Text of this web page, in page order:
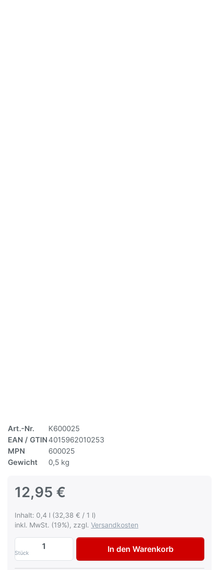
Art.-Nr.
K600025
EAN / GTIN 4015962010253
MPN
600025
Gewicht
0,5 kg
12,95 €
Inhalt: 0,4 l (32,38 € / 1 l)
inkl. MwSt. (19%), zzgl. Versandkosten
Stück
Multona Autolack für Volvo 199-6 Vit
In den Warenkorb